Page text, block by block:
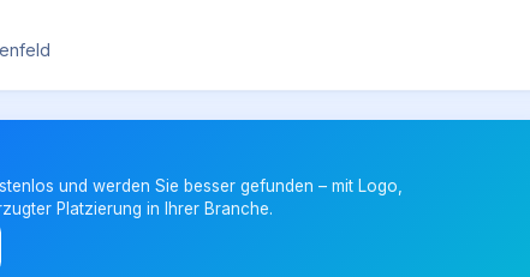
und werden Sie besser gefunden – mit Logo,
Platzierung in Ihrer Branche.